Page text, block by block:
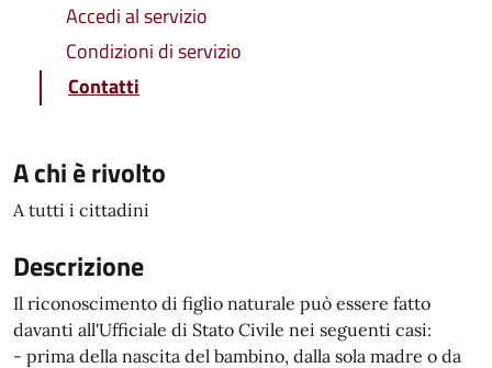
Accedi al servizio
Condizioni di servizio
Contatti
A chi è rivolto
A tutti i cittadini
Descrizione
Il riconoscimento di figlio naturale può essere fatto
davanti all'Ufficiale di Stato Civile nei seguenti casi:
- prima della nascita del bambino, dalla sola madre o da